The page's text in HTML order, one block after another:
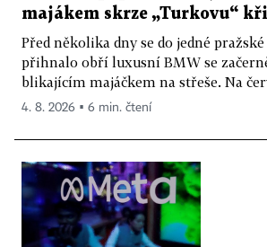
majákem skrze „Turkovu“
Před několika dny se do jedné
přihnalo obří luxusní BMW se
blikajícím majáčkem na střeše. Na
4. 8. 2026 ▪ 6 min. čtení